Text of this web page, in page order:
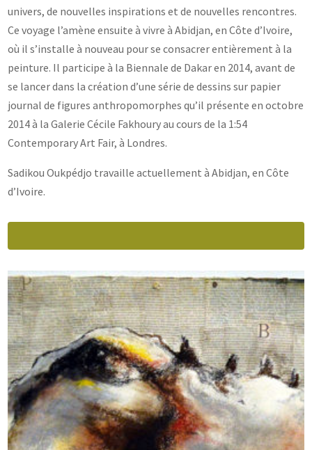
univers, de nouvelles inspirations et de nouvelles rencontres.
Ce voyage l’amène ensuite à vivre à Abidjan, en Côte d’Ivoire,
où il s’installe à nouveau pour se consacrer entièrement à la
peinture. Il participe à la Biennale de Dakar en 2014, avant de
se lancer dans la création d’une série de dessins sur papier
journal de figures anthropomorphes qu’il présente en octobre
2014 à la Galerie Cécile Fakhoury au cours de la 1:54
Contemporary Art Fair, à Londres.
Sadikou Oukpédjo travaille actuellement à Abidjan, en Côte
d’Ivoire.